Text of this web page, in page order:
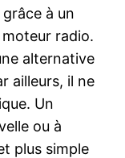
à un
radio.
alternative
ailleurs, il ne
Un
ou à
plus simple